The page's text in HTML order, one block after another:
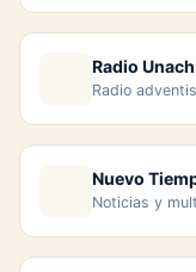
Radio Unach
Radio
Nuevo
Noticias y